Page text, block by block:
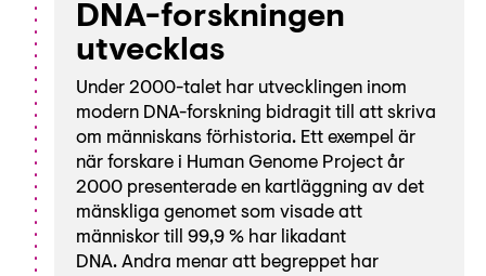
DNA-forskningen
utvecklas
Under 2000-talet har utvecklingen inom
modern DNA-forskning bidragit till att skriva
om människans förhistoria. Ett exempel är
när forskare i Human Genome Project år
2000 presenterade en kartläggning av det
mänskliga genomet som visade att
människor till 99,9 % har likadant
DNA. Andra menar att begreppet har